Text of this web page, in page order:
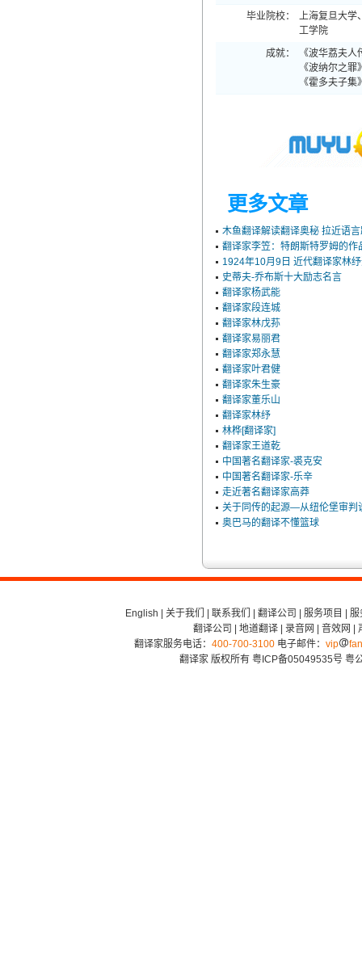
毕业院校：
上海复旦大学
工学院
成就：
《波华荔夫人
《波纳尔之罪
《霍多夫子集
更多文章
木鱼翻译解读翻译奥秘 拉近语
翻译家李笠：特朗斯特罗姆的作
1924年10月9日 近代翻译家林
史蒂夫-乔布斯十大励志名言
翻译家杨武能
翻译家段连城
翻译家林戊荪
翻译家易丽君
翻译家郑永慧
翻译家叶君健
翻译家朱生豪
翻译家董乐山
翻译家林纾
林桦[翻译家]
翻译家王道乾
中国著名翻译家-裘克安
中国著名翻译家-乐辛
走近著名翻译家高莽
关于同传的起源—从纽伦堡审判
奥巴马的翻译不懂篮球
English 关于我们 联系我们 翻译公司 服务项目
服
翻译公司
地道翻译| 录音网 音效网
翻译家服务电话： 400-700-3100电子邮件： vip
翻译家 版权所有 粤ICP备05049535号 粤